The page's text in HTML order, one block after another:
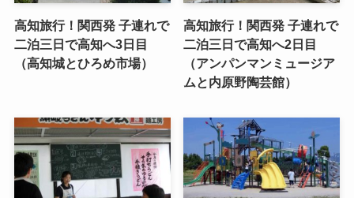
高知旅行！関西発 子連れで
二泊三日で高知へ3日目
（高知城とひろめ市場）
高知旅行！関西発 子連れで
二泊三日で高知へ2日目
（アンパンマンミュージア
ムと内原野陶芸館）